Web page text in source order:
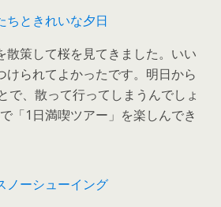
ちときれいな夕日
散策して桜を見てきました。いい
けられてよかったです。明日から
で、散って行ってしまうんでしょ
「1日満喫ツアー」を楽しんでき
ノーシューイング